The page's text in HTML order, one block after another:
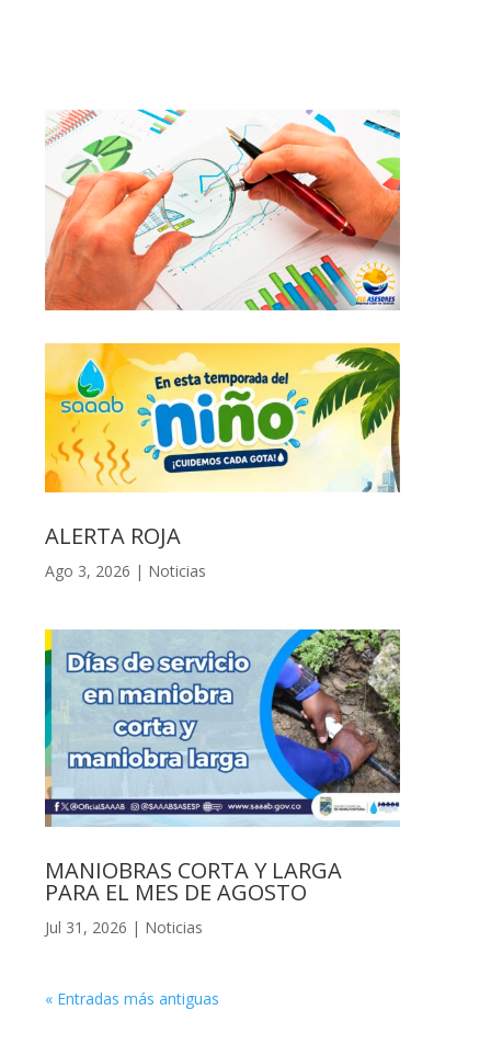
ALERTA ROJA
Ago 3, 2026 | Noticias
MANIOBRAS CORTA Y LARGA
PARA EL MES DE AGOSTO
Jul 31, 2026 | Noticias
« Entradas más antiguas